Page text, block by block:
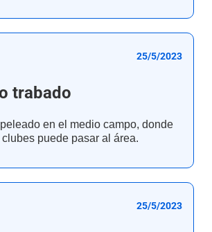
25/5/2023
trabado
en el medio campo, donde
puede pasar al área.
25/5/2023